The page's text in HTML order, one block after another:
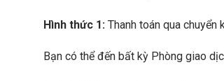
Hình thức 1: Thanh toán qua chuyển
Bạn có thể đến bất kỳ Phòng giao